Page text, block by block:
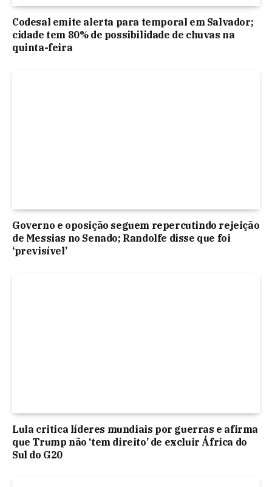
Codesal emite alerta para temporal em Salvador;
cidade tem 80% de possibilidade de chuvas na
quinta-feira
Governo e oposição seguem repercutindo rejeição
de Messias no Senado; Randolfe disse que foi
‘previsível’
Lula critica líderes mundiais por guerras e afirma
que Trump não ‘tem direito’ de excluir África do
Sul do G20